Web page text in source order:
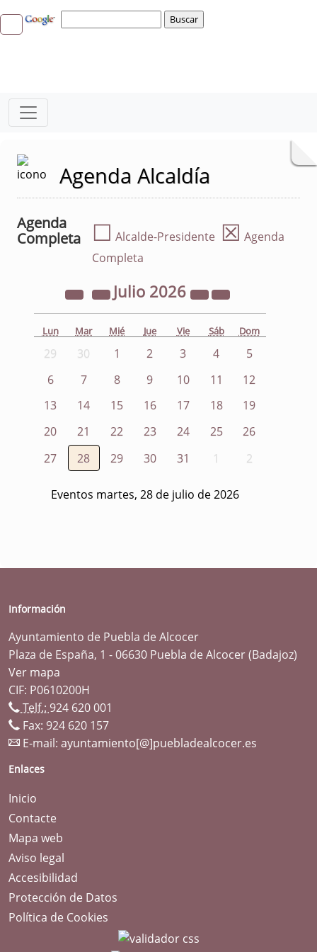
Agenda Alcaldía
Agenda
Completa
☐ Alcalde-Presidente ☒ Agenda
Completa
Julio 2026
Lun Mar Mié Jue Vie Sáb Dom
29 30 1 2 3 4
5
6
7 8 9 10 11
12
13
14 15 16 17 18
19
20
21 22 23 24 25
26
27
28 29 30 31 1 2
Eventos martes, 28 de julio de 2026
Información
Ayuntamiento de Puebla de Alcocer
Plaza de España, 1 - 06630 Puebla de Alcocer (Badajoz)
Ver mapa
CIF: P0610200H
Telf.: 924 620 001
Fax: 924 620 157
E-mail: ayuntamiento[@]puebladealcocer.es
Enlaces
Inicio
Contacte
Mapa web
Aviso legal
Accesibilidad
Protección de Datos
Política de Cookies